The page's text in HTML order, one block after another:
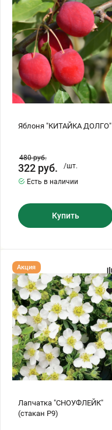
ДОЛГО"
Яблоня "КИТАЙКА ДОЛГО"
480руб.
322 руб.
/шт.
Есть в наличии
Купить
Лапчатка
"СНОУФЛЕЙК"
(стакан
Р9)
Лапчатка "СНОУФЛЕЙК"
(стакан Р9)
Акция